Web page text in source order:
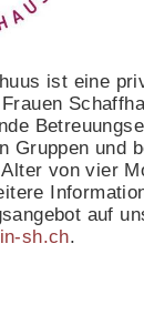
ist eine
Gruppen und
von vier
auf
sh.ch.